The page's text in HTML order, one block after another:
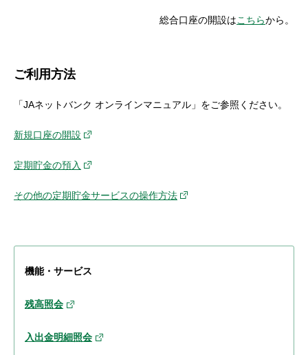
総合口座の開設はこちらから。
ご利用方法
「JAネットバンク オンラインマニュアル」をご参照ください。
新規口座の開設
定期貯金の預入
その他の定期貯金サービスの操作方法
機能・サービス
残高照会
入出金明細照会